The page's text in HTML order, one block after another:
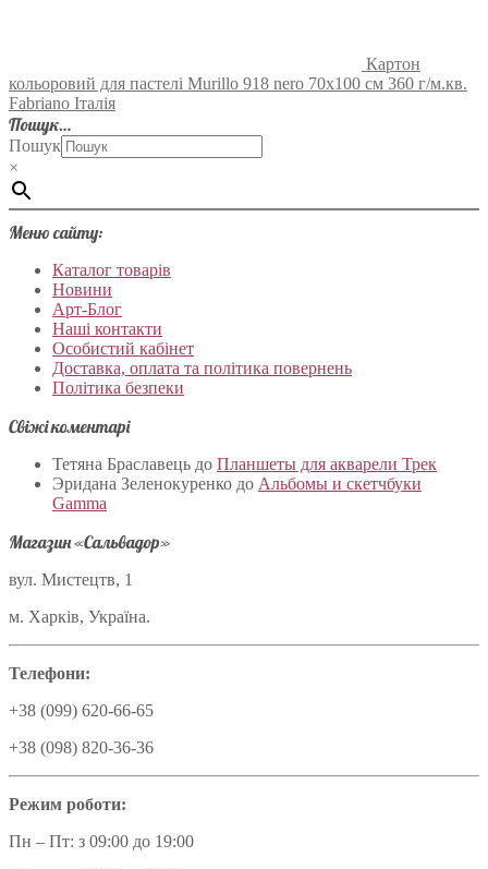
Картон
кольоровий для пастелі Murillo 918 nero 70х100 см 360 г/м.кв.
Fabriano Італія
Пошук…
Пошук
×
Меню сайту:
Каталог товарів
Новини
Арт-Блог
Наші контакти
Особистий кабінет
Доставка, оплата та політика повернень
Політика безпеки
Свіжі коментарі
Тетяна Браславець до Планшеты для акварели Трек
Эридана Зеленокуренко до Альбомы и скетчбуки
Gamma
Магазин «Сальвадор»
вул. Мистецтв, 1
м. Харків, Україна.
Телефони:
+38 (099) 620-66-65
+38 (098) 820-36-36
Режим роботи:
Пн – Пт: з 09:00 до 19:00